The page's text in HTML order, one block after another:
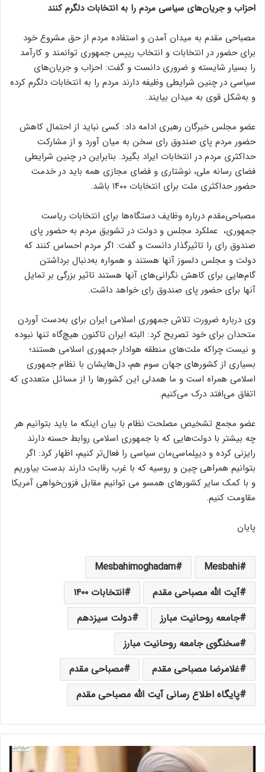
احزاب و جریان‌های سیاسی مردم را به انتخابات دلگرم کنند
مصباحی مقدم به میدان آمدن و استفاده مردم از حق مشروع خود
برای حضور در انتخابات و انتخاب رییس جمهوری توانمند و کارآمد
را بسیار شایسته و ضروری دانست و گفت: احزاب و جریان‌های
سیاسی در چنین شرایطی وظیفه دارند مردم را به انتخابات دلگرم کرده
و به‌شکل قوی به میدان بیایند.
عضو مجلس خبرگان رهبری ادامه داد: کسی نباید از احتمال کاهش
حضور مردم پای صندوق‌ رای سخن به میان آورد و از مشارکت
حداکثری مردم در انتخابات ایراد بگیرد. بنابراین در چنین شرایطی
فضای رسانه‌ ملی، نوشتاری و فضای مجازی همه باید در خدمت
حضور حداکثری ملت برای انتخابات ۱۴۰۰ باشد.
مصباحی‌مقدم درباره وظایف دستگاه‌ها برای انتخابات ریاست
جمهوری، عملکرد مجلس و دولت در تشویق مردم به حضور پای
صندوق رای را تاثیرگذار دانست و گفت: اگر مردم احساس کنند که
دولت و مجلس دلسوز آنها هستند و همواره به‌دنبال برداشتن
گام‌هایی برای کاهش نگرانی‌های آنها هستند تاثیر بزرگی بر تمایل
آنها برای حضور پای صندوق‌ رای خواهد داشت.
وی درباره ضرورت تلاش جمهوری اسلامی ایران برای به‌دست آوردن
متحدان برای خود تصریح کرد: البته ایران تاکنون هیچ‌گاه تنها نبوده
و نیست چراکه ملت‌های منطقه هوادار جمهوری اسلامی هستند؛
بسیاری از کشورهای جهان سوم هم، دل‌هایشان با نظام جمهوری
اسلامی همراه است و ما همدلی این کشورها را از مسائل متعددی که
اتفاق می‌افتد درک می‌کنیم.
عضو مجمع تشخیص مصلحت نظام با بیان اینکه ما باید بتوانیم هر
چه بیشتر با دولت‌هایی که با جمهوری اسلامی روابط حسنه دارند
رایزنی کرده و دیپلماسی‌مان سیاسی را فعال‌تر کنیم، اظهار کرد: اگر
بتوانیم همراهی چین و روسیه که با غرب رقابت دارند بدست بیاوریم
و با کمک سایر کشورهای همسو می توانیم مقابل فزون‌خواهی آمریکا
مقاومت کنیم.
پایان
Mesbahi
Mesbahimoghadam
آیت الله مصباحی مقدم
انتخابات ۱۴۰۰
جامعه روحانیت مبارز
دولت سیزدهم
سخنگوی جامعه روحانیت مبارز
غلامرضا مصباحی مقدم
مصباحی مقدم
پایگاه اطلاع رسانی آیت الله مصباحی مقدم